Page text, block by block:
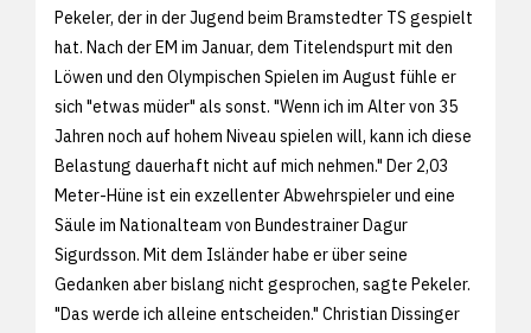
Pekeler, der in der Jugend beim Bramstedter TS gespielt
hat. Nach der EM im Januar, dem Titelendspurt mit den
Löwen und den Olympischen Spielen im August fühle er
sich "etwas müder" als sonst. "Wenn ich im Alter von 35
Jahren noch auf hohem Niveau spielen will, kann ich diese
Belastung dauerhaft nicht auf mich nehmen." Der 2,03
Meter-Hüne ist ein exzellenter Abwehrspieler und eine
Säule im Nationalteam von Bundestrainer Dagur
Sigurdsson. Mit dem Isländer habe er über seine
Gedanken aber bislang nicht gesprochen, sagte Pekeler.
"Das werde ich alleine entscheiden." Christian Dissinger